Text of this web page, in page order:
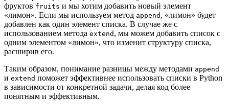
фруктов fruits и мы хотим добавить новый элемент
«лимон». Если мы используем метод append , «лимон» будет
добавлен как один элемент списка. В случае же с
использованием метода extend , мы можем добавить список с
одним элементом «лимон», что изменит структуру списка,
расширив его.
Таким образом, понимание разницы между методами append
и extend поможет эффективнее использовать списки в Python
в зависимости от конкретной задачи, делая код более
понятным и эффективным.